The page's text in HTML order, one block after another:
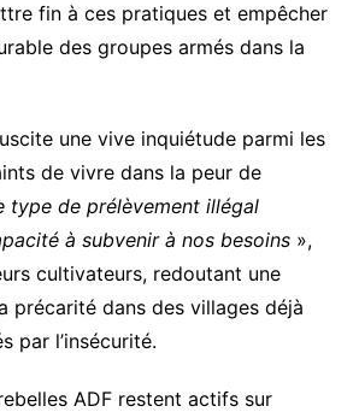
fin à ces pratiques et empêcher
des groupes armés dans la
une vive inquiétude parmi les
de vivre dans la peur de
type de prélèvement illégal
à subvenir à nos besoins»,
cultivateurs, redoutant une
précarité dans des villages déjà
par l’insécurité.
ADF restent actifs sur